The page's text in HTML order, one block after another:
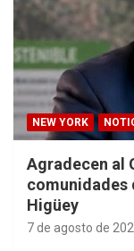
NEW YORK
Agradecen al
comunidades
Higüey
7 de agosto de